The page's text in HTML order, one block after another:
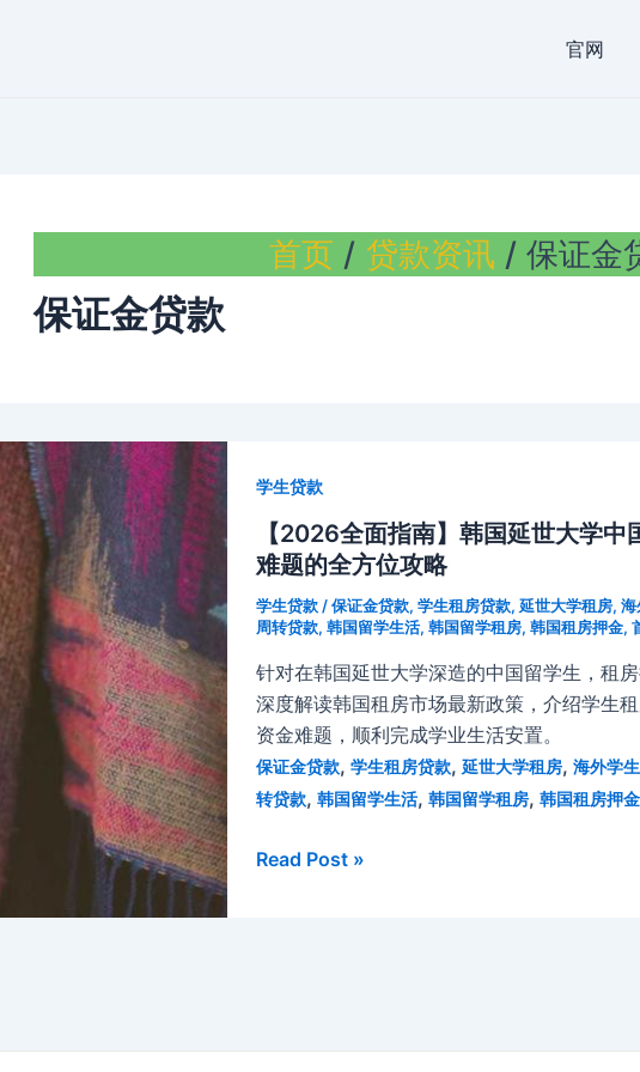
官网
首页 贷款资讯 保证金
保证金贷款
学生贷款
【2026全面指南】韩国延世大学
难题的全方位攻略
学生贷款 /保证金贷款, 学生租房贷款, 延世大学租房, 海
周转贷款, 韩国留学生活, 韩国留学租房, 韩国租房押金,
针对在韩国延世大学深造的中国留学生，租
深度解读韩国租房市场最新政策，介绍学生
资金难题，顺利完成学业生活安置。
保证金贷款, 学生租房贷款, 延世大学租房, 海外学
转贷款, 韩国留学生活, 韩国留学租房, 韩国租房押金
【2026
Read Post »